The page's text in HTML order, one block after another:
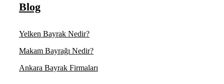
Blog
Yelken Bayrak Nedir?
Makam Bayrağı Nedir?
Ankara Bayrak Firmaları